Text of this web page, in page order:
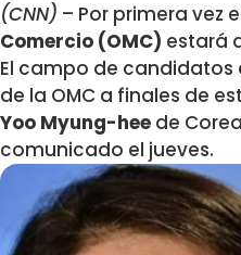
(CNN) – Por primera vez
Comercio (OMC) estará
El campo de
de la OMC a finales de
Yoo Myung-hee de
comunicado el jueves.